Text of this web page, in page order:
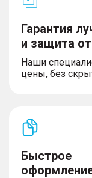
Гарантия
и защита
Наши
цены, без
Быстрое